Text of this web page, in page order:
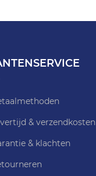
& verzendkosten
& klachten